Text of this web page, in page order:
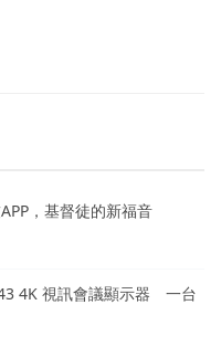
，基督徒的新福音
4K 視訊會議顯示器 一台